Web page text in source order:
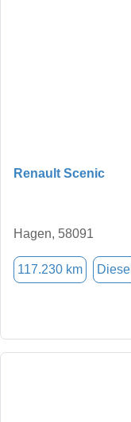
Renault Scenic
Hagen, 58091
117.230 km Diesel